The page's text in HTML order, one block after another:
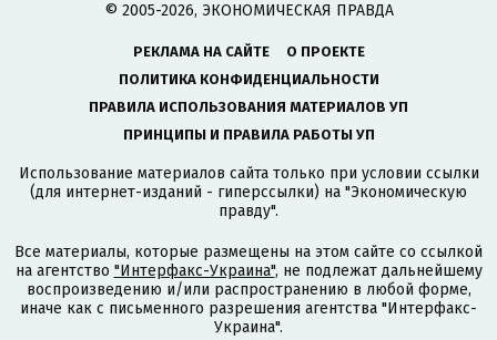
© 2005-2026, ЭКОНОМИЧЕСКАЯ ПРАВДА
РЕКЛАМА НА САЙТЕ
О ПРОЕКТЕ
ПОЛИТИКА КОНФИДЕНЦИАЛЬНОСТИ
ПРАВИЛА ИСПОЛЬЗОВАНИЯ МАТЕРИАЛОВ УП
ПРИНЦИПЫ И ПРАВИЛА РАБОТЫ УП
Использование материалов сайта только при условии ссылки
(для интернет-изданий - гиперссылки) на "Экономическую
правду".
Все материалы, которые размещены на этом сайте со ссылкой
на агентство "Интерфакс-Украина", не подлежат дальнейшему
воспроизведению и/или распространению в любой форме,
иначе как с письменного разрешения агентства "Интерфакс-
Украина".